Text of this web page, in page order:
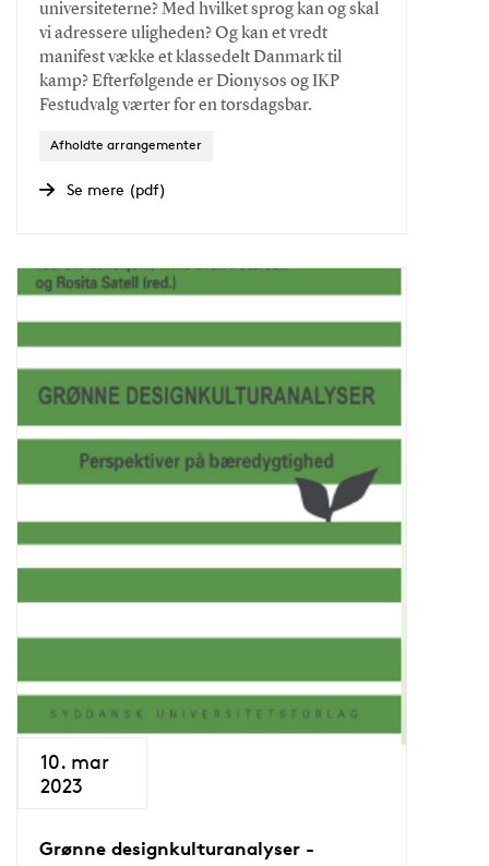
universiteterne? Med hvilket sprog kan og skal
vi adressere uligheden? Og kan et vredt
manifest vække et klassedelt Danmark til
kamp? Efterfølgende er Dionysos og IKP
Festudvalg værter for en torsdagsbar.
Afholdte arrangementer
Se mere (pdf)
10. mar
2023
Grønne designkulturanalyser -